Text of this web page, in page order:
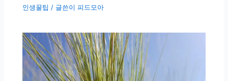
인생꿀팁 / 글쓴이피드모아